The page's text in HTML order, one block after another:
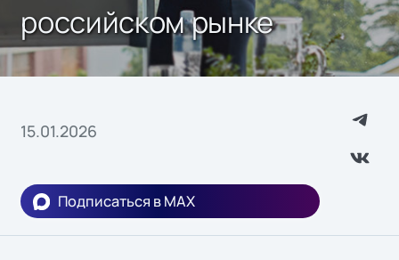
российском рынке
15.01.2026
Подписаться в MAX